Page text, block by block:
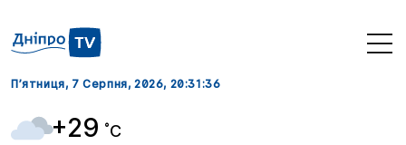
П’ятниця, 7 Серпня, 2026, 20:31:37
+29 ˚C